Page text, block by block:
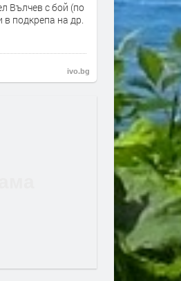
Вълчев с бой (по
подкрепа на др.
ivo.bg